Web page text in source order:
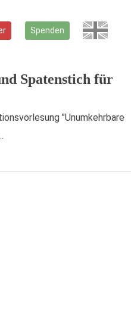
Spenden
Spatenstich für
"Unumkehrbare